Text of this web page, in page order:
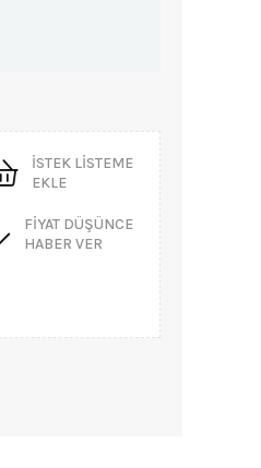
İSTEK LISTEME
EKLE
FIYAT DÜŞÜNCE
HABER VER